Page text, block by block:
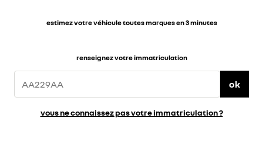
estimez votre véhicule toutes marques en 3 minutes
renseignez votre immatriculation
ok
vous ne connaissez pas votre immatriculation ?